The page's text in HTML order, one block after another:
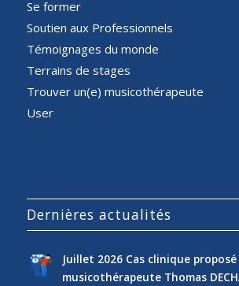
Se former
Soutien aux Professionnels
Témoignages du monde
Terrains de stages
Trouver un(e) musicothérapeute
User
Dernières actualités
Juillet 2026 Cas clinique
musicothérapeute Thomas